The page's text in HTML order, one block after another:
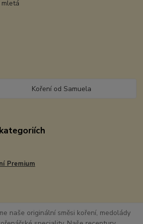
Koření od Samuela
Premium
naše originální směsi koření, medolády